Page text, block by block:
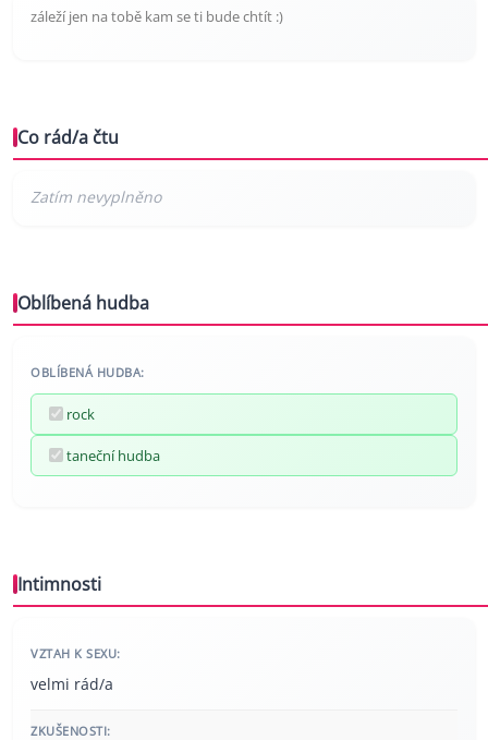
záleží jen na tobě kam se ti bude chtít :)
Co rád/a čtu
Oblíbená hudba
OBLÍBENÁ HUDBA:
rock
taneční hudba
Intimnosti
VZTAH K SEXU:
velmi rád/a
ZKUŠENOSTI: